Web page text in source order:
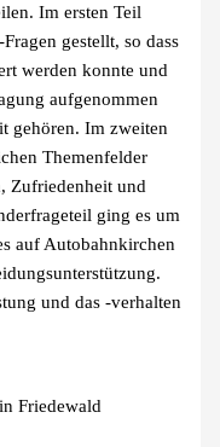
Im ersten Teil
gestellt, so dass
werden konnte und
aufgenommen
gehören. Im zweiten
Themenfelder
Zufriedenheit und
ging es um
auf Autobahnkirchen
und das -verhalten
Friedewald